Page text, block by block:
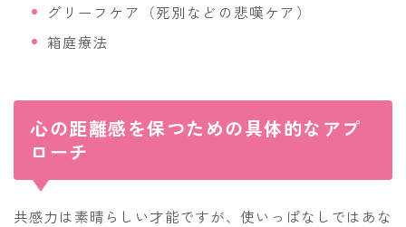
グリーフケア（死別などの悲嘆ケア）
箱庭療法
心の距離感を保つための具体的なアプ
ローチ
共感力は素晴らしい才能ですが、使いっぱなしではあな